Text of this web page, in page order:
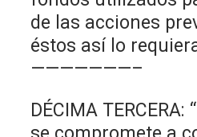
de las acciones
éstos así lo
———————–
DÉCIMA TERCERA: